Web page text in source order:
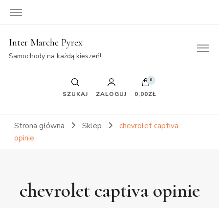
Inter Marche Pyrex
Samochody na każdą kieszeń!
SZUKAJ ZALOGUJ
0
0,00ZŁ
Strona główna Sklep
chevrolet captiva
opinie
chevrolet captiva opinie